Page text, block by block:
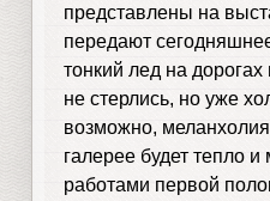
представлены на
передают
тонкий лед на
не стерлись, но уже
возможно,
галерее будет тепло
работами первой